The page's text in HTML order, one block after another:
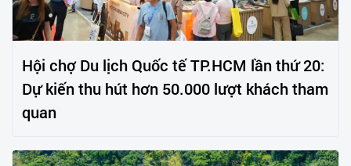
Hội chợ Du lịch Quốc tế TP.HCM lần thứ 20:
Dự kiến thu hút hơn 50.000 lượt khách tham
quan